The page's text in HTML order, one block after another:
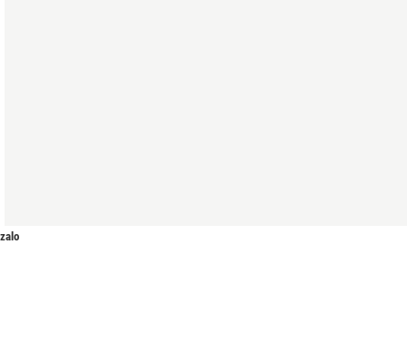
zalo